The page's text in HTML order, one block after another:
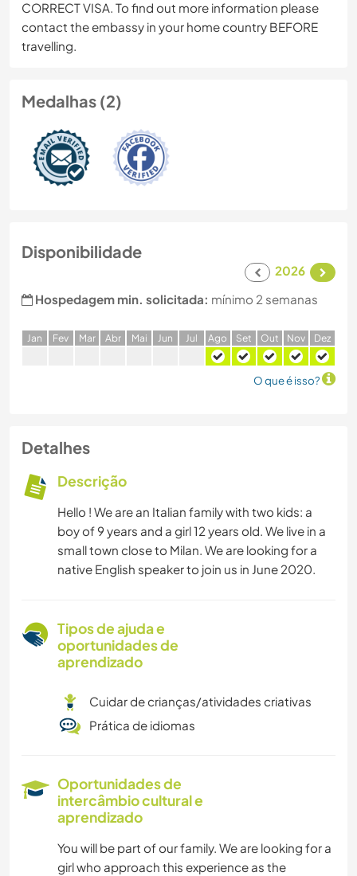
CORRECT VISA. To find out more information please
contact the embassy in your home country BEFORE
travelling.
Medalhas (2)
Disponibilidade
2026
Hospedagem min. solicitada: mínimo 2 semanas
Jan Fev Mar Abr Mai Jun Jul Ago Set Out Nov Dez
O que é isso?
Detalhes
Descrição
Hello ! We are an Italian family with two kids: a
boy of 9 years and a girl 12 years old. We live in a
small town close to Milan. We are looking for a
native English speaker to join us in June 2020.
Tipos de ajuda e
oportunidades de
aprendizado
Cuidar de crianças/atividades criativas
Prática de idiomas
Oportunidades de
intercâmbio cultural e
aprendizado
You will be part of our family. We are looking for a
girl who approach this experience as the